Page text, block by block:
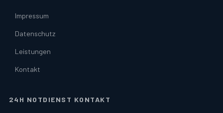
Impressum
Datenschutz
Leistungen
Kontakt
24H NOTDIENST KONTAKT